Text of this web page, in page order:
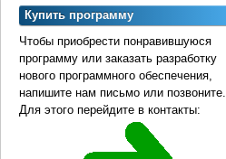
Купить программу
Чтобы приобрести понравившуюся
программу или заказать разработку
нового программного обеспечения,
напишите нам письмо или позвоните.
Для этого перейдите в контакты: